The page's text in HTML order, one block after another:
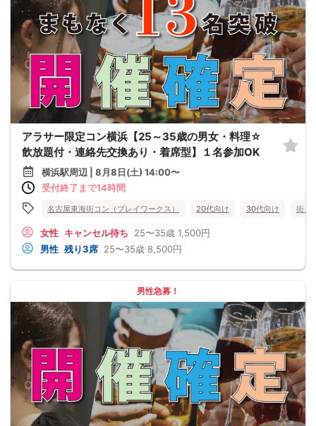
アラサー限定コン横浜【25～35歳の男女・料理☆
飲放題付・連絡先交換あり・着席型】１名参加OK
横浜駅周辺 | 8月8日(土) 14:00〜
受付終了まで14時間
名古屋東海街コン（プレイワークス） 20代向け 30代向け 街コ
女性 キャンセル待ち 25〜35歳 1,500円
男性 残り3席 25〜35歳 8,500円
男性急募！